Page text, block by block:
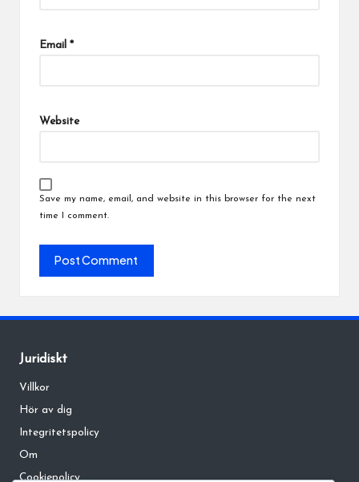
Email *
Website
Save my name, email, and website in this browser for the next
time I comment.
Juridiskt
Villkor
Hör av dig
Integritetspolicy
Om
Cookiepolicy